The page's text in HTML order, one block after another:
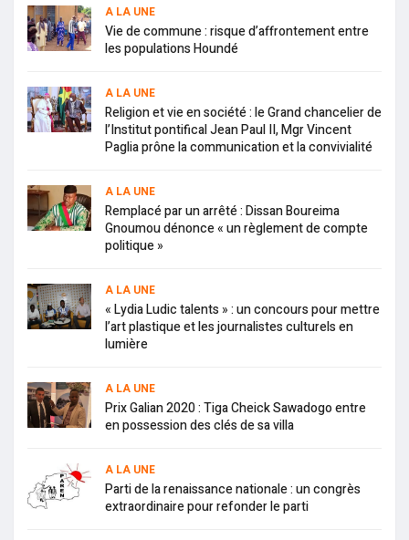
A LA UNE
Vie de commune : risque d’affrontement entre
les populations Houndé
A LA UNE
Religion et vie en société : le Grand chancelier de
l’Institut pontifical Jean Paul II, Mgr Vincent
Paglia prône la communication et la convivialité
A LA UNE
Remplacé par un arrêté : Dissan Boureima
Gnoumou dénonce « un règlement de compte
politique »
A LA UNE
« Lydia Ludic talents » : un concours pour mettre
l’art plastique et les journalistes culturels en
lumière
A LA UNE
Prix Galian 2020 : Tiga Cheick Sawadogo entre
en possession des clés de sa villa
A LA UNE
Parti de la renaissance nationale : un congrès
extraordinaire pour refonder le parti